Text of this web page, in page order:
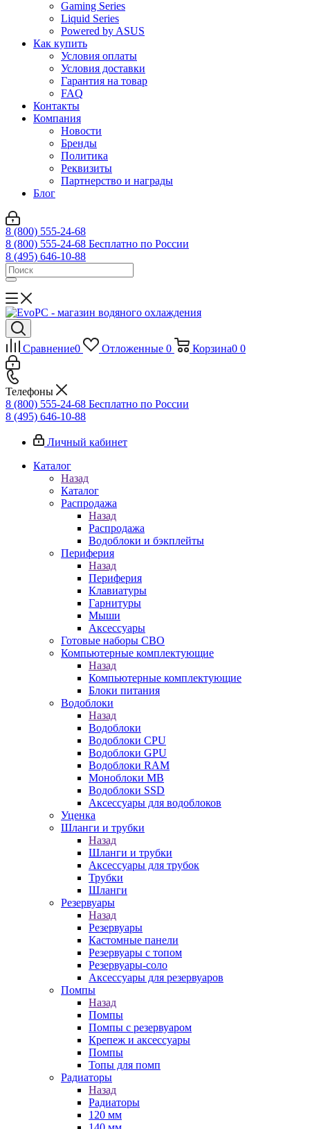
Gaming Series
Liquid Series
Powered by ASUS
Как купить
Условия оплаты
Условия доставки
Гарантия на товар
FAQ
Контакты
Компания
Новости
Бренды
Политика
Реквизиты
Партнерство и награды
Блог
8 (800) 555-24-68
8 (800) 555-24-68 Бесплатно по России
8 (495) 646-10-88
Сравнение0 Отложенные 0 Корзина0 0
Телефоны
8 (800) 555-24-68 Бесплатно по России
8 (495) 646-10-88
Личный кабинет
Каталог
Назад
Каталог
Распродажа
Назад
Распродажа
Водоблоки и бэкплейты
Периферия
Назад
Периферия
Клавиатуры
Гарнитуры
Мыши
Аксессуары
Готовые наборы СВО
Компьютерные комплектующие
Назад
Компьютерные комплектующие
Блоки питания
Водоблоки
Назад
Водоблоки
Водоблоки CPU
Водоблоки GPU
Водоблоки RAM
Моноблоки MB
Водоблоки SSD
Аксессуары для водоблоков
Уценка
Шланги и трубки
Назад
Шланги и трубки
Аксессуары для трубок
Трубки
Шланги
Резервуары
Назад
Резервуары
Кастомные панели
Резервуары с топом
Резервуары-соло
Аксессуары для резервуаров
Помпы
Назад
Помпы
Помпы с резервуаром
Крепеж и аксессуары
Помпы
Топы для помп
Радиаторы
Назад
Радиаторы
120 мм